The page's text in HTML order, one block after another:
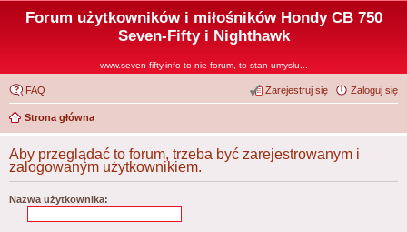
Forum użytkowników i miłośników Hondy CB 750
Seven-Fifty i Nighthawk
www.seven-fifty.info to nie forum, to stan umysłu...
FAQ Zaloguj się
Zarejestruj się
Strona główna
Aby przeglądać to forum, trzeba być zarejestrowanym i
zalogowanym użytkownikiem.
Nazwa użytkownika: